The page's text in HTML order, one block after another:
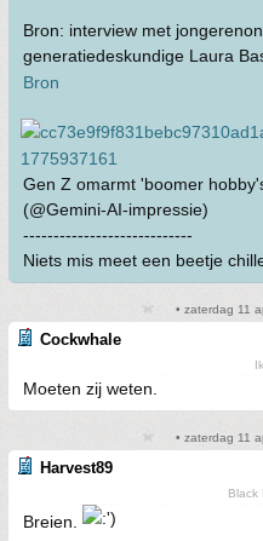
Bron: interview met
generatiedeskundige Laura
Bron
Gen Z omarmt 'boomer
(@Gemini-AI-impressie)
----------------------------
Niets mis meet een beetje
• zaterdag 11
Cockwhale
Moeten zij weten.
• zaterdag 11
Harvest89
Black
Breien.